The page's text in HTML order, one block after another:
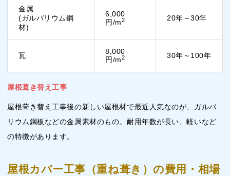
金属
(ガルバリウム鋼
材)
6,000
円/m2 20年～30年
瓦
8,000
円/m2 30年～100年
屋根葺き替え工事
屋根葺き替え工事後の新しい屋根材で最近人気なのが、ガルバ
リウム鋼板などの金属素材のもの。耐用年数が長い、軽いなど
の特徴があります。
屋根カバー工事（重ね葺き）の費用・相場